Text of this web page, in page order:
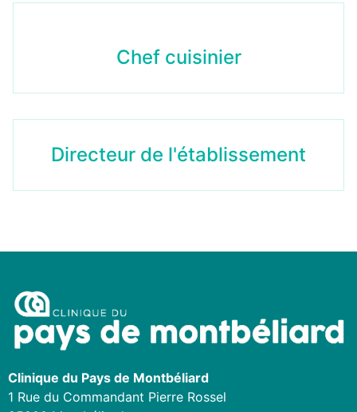
Chef cuisinier
Directeur de l'établissement
Clinique du Pays de Montbéliard
1 Rue du Commandant Pierre Rossel